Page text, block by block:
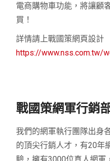
電商購物車功能，將讓顧
買！
詳情請上戰國策網頁設計
https://www.nss.com.tw/
戰國策網軍行銷
我們的網軍執行團隊出身
的頂尖行銷人才，有20年